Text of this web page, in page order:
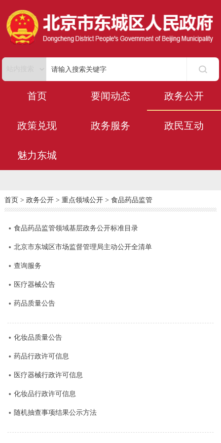
首页 要闻动态 政务公开
政策兑现 政务服务 政民互动
魅力东城
首页 > 政务公开> 重点领域公开> 食品药品监管
食品药品监管领域基层政务公开标准目录
北京市东城区市场监督管理局主动公开全清单
查询服务
医疗器械公告
药品质量公告
化妆品质量公告
药品行政许可信息
医疗器械行政许可信息
化妆品行政许可信息
随机抽查事项结果公示方法